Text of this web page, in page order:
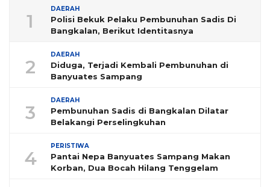
1
DAERAH
Polisi Bekuk Pelaku Pembunuhan Sadis Di
Bangkalan, Berikut Identitasnya
2
DAERAH
Diduga, Terjadi Kembali Pembunuhan di
Banyuates Sampang
3
DAERAH
Pembunuhan Sadis di Bangkalan Dilatar
Belakangi Perselingkuhan
4
PERISTIWA
Pantai Nepa Banyuates Sampang Makan
Korban, Dua Bocah Hilang Tenggelam